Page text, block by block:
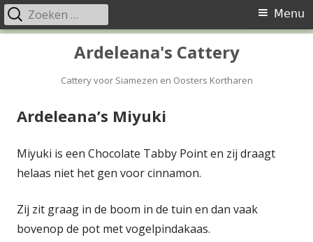
Ardeleana's Cattery
Cattery voor Siamezen en Oosters Kortharen
Primair
Menu
Zoeken
naar:
Ardeleana’s Miyuki
Miyuki is een Chocolate Tabby Point en zij draagt
helaas niet het gen voor cinnamon.
Zij zit graag in de boom in de tuin en dan vaak
bovenop de pot met vogelpindakaas.